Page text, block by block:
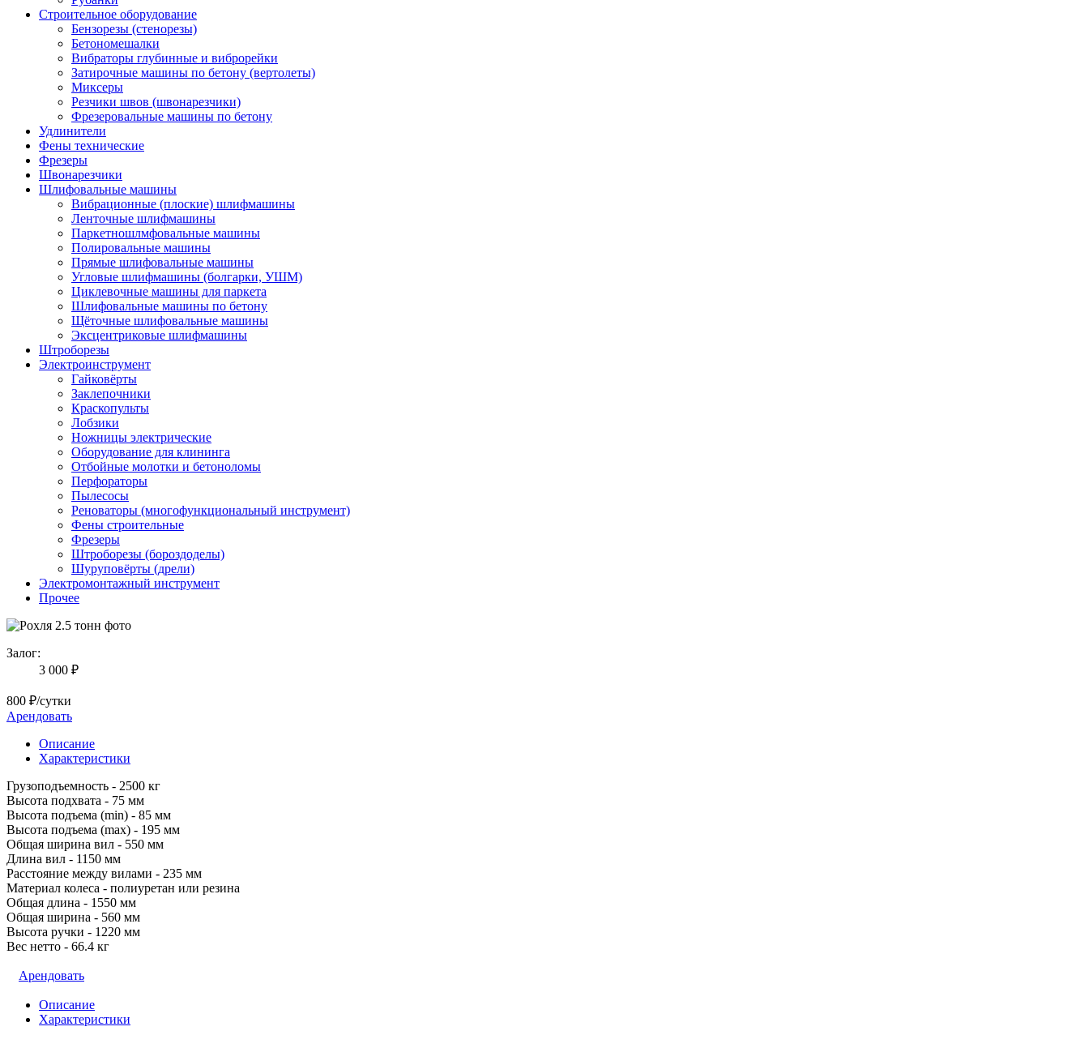
Строительное оборудование
Бензорезы (стенорезы)
Бетономешалки
Вибраторы глубинные и виброрейки
Затирочные машины по бетону (вертолеты)
Миксеры
Резчики швов (швонарезчики)
Фрезеровальные машины по бетону
Удлинители
Фены технические
Фрезеры
Швонарезчики
Шлифовальные машины
Вибрационные (плоские) шлифмашины
Ленточные шлифмашины
Паркетношлмфовальные машины
Полировальные машины
Прямые шлифовальные машины
Угловые шлифмашины (болгарки, УШМ)
Циклевочные машины для паркета
Шлифовальные машины по бетону
Щёточные шлифовальные машины
Эксцентриковые шлифмашины
Штроборезы
Электроинструмент
Гайковёрты
Заклепочники
Краскопульты
Лобзики
Ножницы электрические
Оборудование для клининга
Отбойные молотки и бетоноломы
Перфораторы
Пылесосы
Реноваторы (многофункциональный инструмент)
Фены строительные
Фрезеры
Штроборезы (бороздоделы)
Шуруповёрты (дрели)
Электромонтажный инструмент
Прочее
Залог:
3 000 ₽
800 ₽/сутки
Арендовать
Описание
Характеристики
Грузоподъемность - 2500 кг
Высота подхвата - 75 мм
Высота подъема (min) - 85 мм
Высота подъема (max) - 195 мм
Общая ширина вил - 550 мм
Длина вил - 1150 мм
Расстояние между вилами - 235 мм
Материал колеса - полиуретан или резина
Общая длина - 1550 мм
Общая ширина - 560 мм
Высота ручки - 1220 мм
Вес нетто - 66.4 кг
Арендовать
Описание
Характеристики